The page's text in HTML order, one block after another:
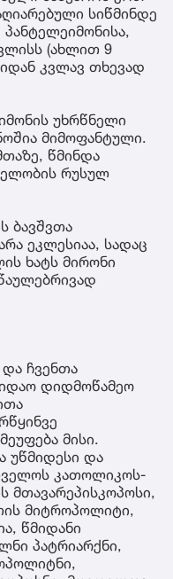
სიწმინდე
(ახლით 9
კვლავ თხევად
უხრწნელი
მიმოფანტული.
წმინდა
რუსულ
ბავშვთა
ეკლესიაა, სადაც
ხატს მირონი
ჩვენთა
დიდმოწამეო
მისი.
უწმიდესი და
კათოლიკოს-
მთავარეპისკოპოსი,
მიტროპოლიტი,
წმიდანი
პატრიარქნი,